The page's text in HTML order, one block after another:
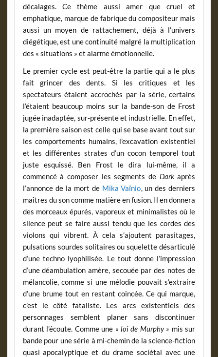
décalages. Ce thème aussi amer que cruel et
emphatique, marque de fabrique du compositeur mais
aussi un moyen de rattachement, déjà à l’univers
diégétique, est une continuité malgré la multiplication
des « situations » et alarme émotionnelle.
Le premier cycle est peut-être la partie qui a le plus
fait grincer des dents. Si les critiques et les
spectateurs étaient accrochés par la série, certains
l’étaient beaucoup moins sur la bande-son de Frost
jugée inadaptée, sur-présente et industrielle. En effet,
la première saison est celle qui se base avant tout sur
les comportements humains, l’excavation existentiel
et les différentes strates d’un cocon temporel tout
juste esquissé. Ben Frost le dira lui-même, il a
commencé à composer les segments de Darkaprès
l’annonce de la mort de Mika Vaïnio, un des derniers
maîtres du son comme matière en fusion. Il en donnera
des morceaux épurés, vaporeux et minimalistes où le
silence peut se faire aussi tendu que les cordes des
violons qui vibrent. À cela s’ajoutent parasitages,
pulsations sourdes solitaires ou squelette désarticulé
d’une techno lyophilisée. Le tout donne l’impression
d’une déambulation amère, secouée par des notes de
mélancolie, comme si une mélodie pouvait s’extraire
d’une brume tout en restant coincée. Ce qui marque,
c’est le côté fataliste. Les arcs existentiels des
personnages semblent planer sans discontinuer
durant l’écoute. Comme une « loi de Murphy » mis sur
bande pour une série à mi-chemin de la science-fiction
quasi apocalyptique et du drame sociétal avec une